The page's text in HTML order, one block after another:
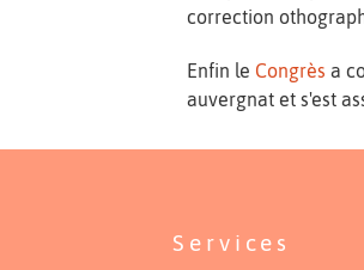
correction
Enfin le Congrès a
auvergnat et s'est
Services